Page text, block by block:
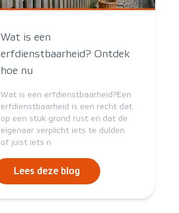
Wat is een
erfdienstbaarheid? Ontdek
hoe nu
Wat is een erfdienstbaarheid?Een
erfdienstbaarheid is een recht dat
op een stuk grond rust en dat de
eigenaar verplicht iets te dulden
of juist iets n
Lees deze blog